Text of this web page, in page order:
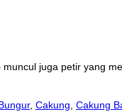
juga petir yang
, Cakung, Cakung